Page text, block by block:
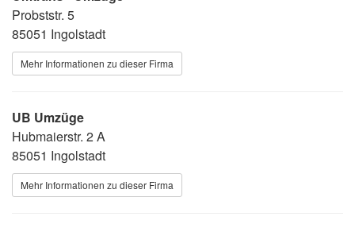
Probststr. 5
85051 Ingolstadt
Mehr Informationen zu dieser Firma
UB Umzüge
Hubmaierstr. 2 A
85051 Ingolstadt
Mehr Informationen zu dieser Firma